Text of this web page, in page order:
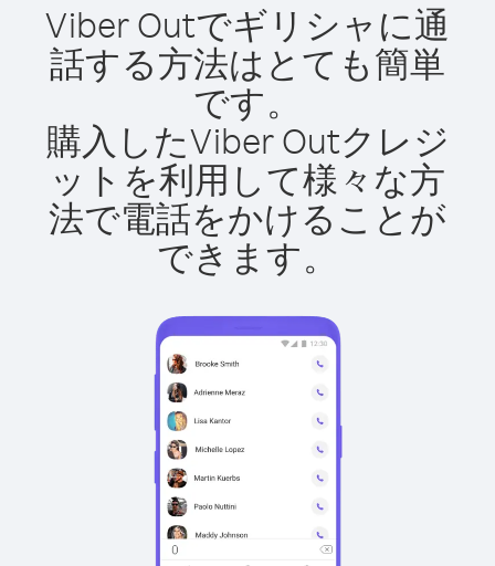
Viber Outでギリシャに通
話する方法はとても簡単
です。
購入したViber Outクレジ
ットを利用して様々な方
法で電話をかけることが
できます。